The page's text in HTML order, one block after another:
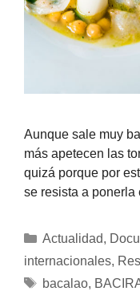
Aunque sale muy
más apetecen las
quizá porque por
se resista a
Actualidad,
internacionales,
bacalao,